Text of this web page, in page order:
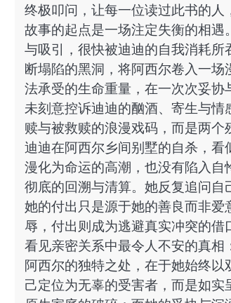
终极叩问，让每一位读过此书的人
故事的起点是一场注定失衡的相
与吸引，很快被迪迪的自我消耗
断塌陷的黑洞，将阿西尔卷入一
法承受的生命重量，在一次次妥
未刻意控诉迪迪的酗酒、寄生与
赎与被救赎的浪漫戏码，而是两个
迪迪在阿西尔乡间别墅的自杀，看
漫化为命运的高潮，也没有陷入
彻底的回溯与清算。她反复追问自
她的付出只是源于她的善良而非
辱，付出则成为逃避真实冲突的
看见亲密关系中最令人不安的真相
阿西尔的独特之处，在于她始终
己定位为无辜的受害者，而是如